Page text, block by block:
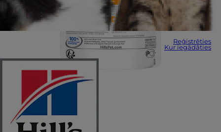
Reģistrēties
Kur iegādāties